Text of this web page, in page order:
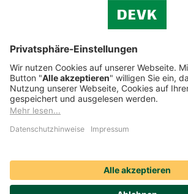
Cookie-Einstellungen
Datenschutz
Impressum
Streitbeilegung
Nutzungshinweise
Compliance
Social Media Icons sowie Verlinkungen, die mit